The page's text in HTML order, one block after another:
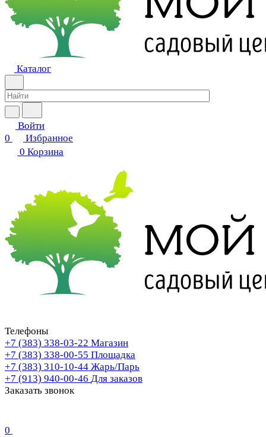
Каталог
Войти
0
Избранное
0 Корзина
Телефоны
+7 (383) 338-03-22 Магазин
+7 (383) 338-00-55 Площадка
+7 (383) 310-10-44 Жарь/Парь
+7 (913) 940-00-46 Для заказов
Заказать звонок
0